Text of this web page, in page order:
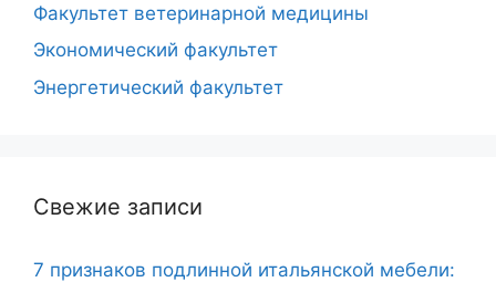
Факультет ветеринарной медицины
Экономический факультет
Энергетический факультет
Свежие записи
7 признаков подлинной итальянской мебели: